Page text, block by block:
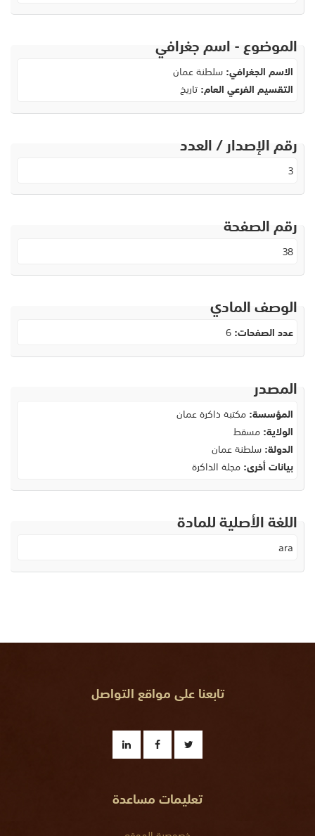
الموضوع - اسم جغرافي
الاسم الجغرافي:سلطنة عمان
التقسيم الفرعي العام:تاريخ
رقم الإصدار / العدد
3
رقم الصفحة
38
الوصف المادي
عدد الصفحات:6
المصدر
المؤسسة:مكتبة ذاكرة عمان
الولاية:مسقط
الدولة:سلطنة عمان
بيانات أخرى:مجلة الذاكرة
اللغة الأصلية للمادة
ara
تابعنا على مواقع التواصل
تعليمات مساعدة